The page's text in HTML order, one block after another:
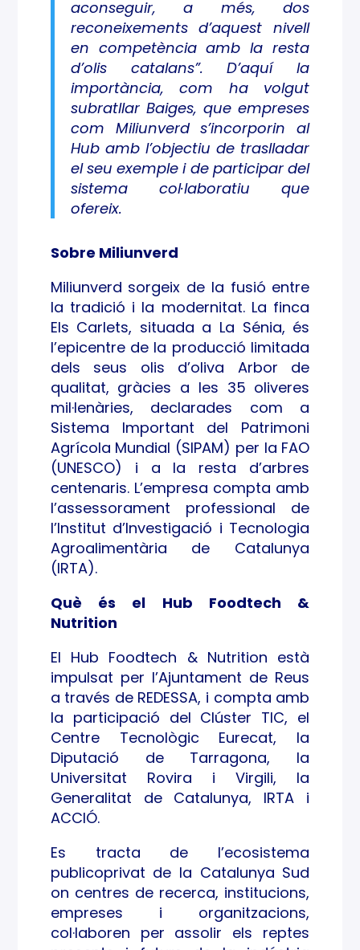
aconseguir, a més, dos
reconeixements d’aquest nivell
en competència amb la resta
d’olis catalans”. D’aquí la
importància, com ha volgut
subratllar Baiges, que empreses
com Miliunverd s’incorporin al
Hub amb l’objectiu de traslladar
el seu exemple i de participar del
sistema col·laboratiu que
ofereix.
Sobre Miliunverd
Miliunverd sorgeix de la fusió entre
la tradició i la modernitat. La finca
Els Carlets, situada a La Sénia, és
l’epicentre de la producció limitada
dels seus olis d’oliva Arbor de
qualitat, gràcies a les 35 oliveres
mil·lenàries, declarades com a
Sistema Important del Patrimoni
Agrícola Mundial (SIPAM) per la FAO
(UNESCO) i a la resta d’arbres
centenaris. L’empresa compta amb
l’assessorament professional de
l’Institut d’Investigació i Tecnologia
Agroalimentària de Catalunya
(IRTA).
Què és el Hub Foodtech &
Nutrition
El Hub Foodtech & Nutrition està
impulsat per l’Ajuntament de Reus
a través de REDESSA, i compta amb
la participació del Clúster TIC, el
Centre Tecnològic Eurecat, la
Diputació de Tarragona, la
Universitat Rovira i Virgili, la
Generalitat de Catalunya, IRTA i
ACCIÓ.
Es tracta de l’ecosistema
publicoprivat de la Catalunya Sud
on centres de recerca, institucions,
empreses i organitzacions,
col·laboren per assolir els reptes